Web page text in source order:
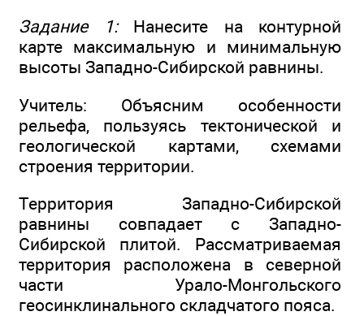
Задание 1:Нанесите на контурной
карте максимальную и минимальную
высоты Западно-Сибирской равнины.
Учитель: Объясним особенности
рельефа, пользуясь тектонической и
геологической картами, схемами
строения территории.
Территория Западно-Сибирской
равнины совпадает с Западно-
Сибирской плитой. Рассматриваемая
территория расположена в северной
части Урало-Монгольского
геосинклинального складчатого пояса.